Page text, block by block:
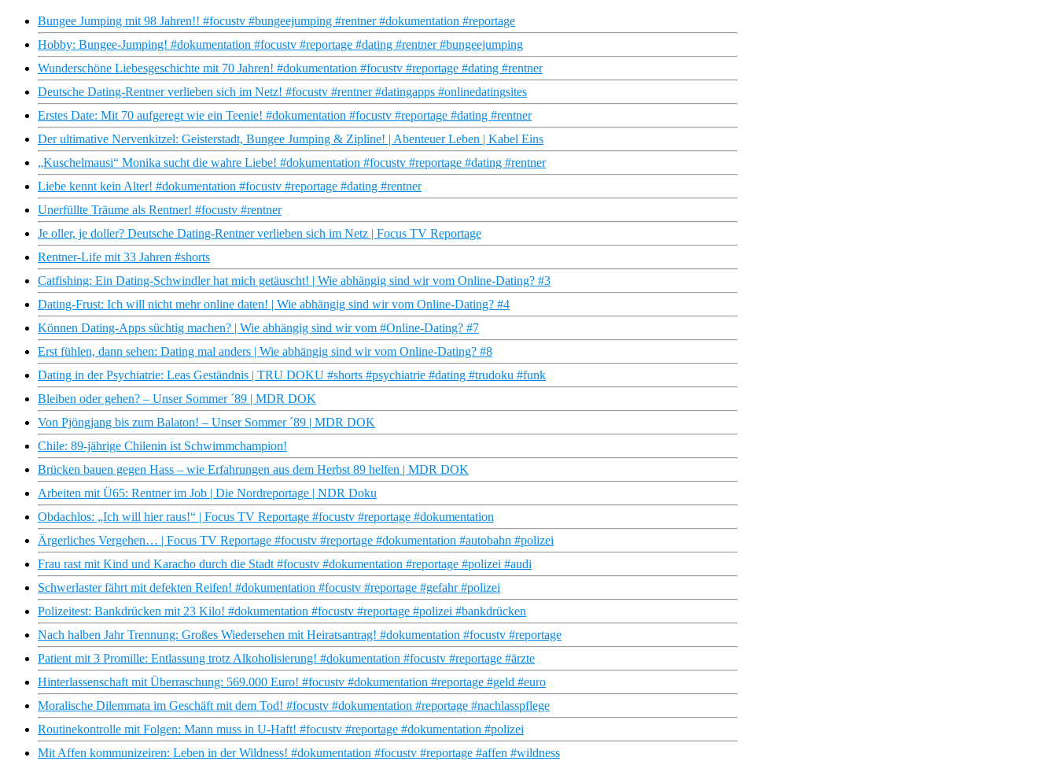
Bungee Jumping mit 98 Jahren!! #focustv #bungeejumping #rentner #dokumentation #reportage
Hobby: Bungee-Jumping! #dokumentation #focustv #reportage #dating #rentner #bungeejumping
Wunderschöne Liebesgeschichte mit 70 Jahren! #dokumentation #focustv #reportage #dating #rentner
Deutsche Dating-Rentner verlieben sich im Netz! #focustv #rentner #datingapps #onlinedatingsites
Erstes Date: Mit 70 aufgeregt wie ein Teenie! #dokumentation #focustv #reportage #dating #rentner
Der ultimative Nervenkitzel: Geisterstadt, Bungee Jumping & Zipline! | Abenteuer Leben | Kabel Eins
„Kuschelmausi“ Monika sucht die wahre Liebe! #dokumentation #focustv #reportage #dating #rentner
Liebe kennt kein Alter! #dokumentation #focustv #reportage #dating #rentner
Unerfüllte Träume als Rentner! #focustv #rentner
Je oller, je doller? Deutsche Dating-Rentner verlieben sich im Netz | Focus TV Reportage
Rentner-Life mit 33 Jahren #shorts
Catfishing: Ein Dating-Schwindler hat mich getäuscht! | Wie abhängig sind wir vom Online-Dating? #3
Dating-Frust: Ich will nicht mehr online daten! | Wie abhängig sind wir vom Online-Dating? #4
Können Dating-Apps süchtig machen? | Wie abhängig sind wir vom #Online-Dating? #7
Erst fühlen, dann sehen: Dating mal anders | Wie abhängig sind wir vom Online-Dating? #8
Dating in der Psychiatrie: Leas Geständnis | TRU DOKU #shorts #psychiatrie #dating #trudoku #funk
Bleiben oder gehen? – Unser Sommer ´89 | MDR DOK
Von Pjöngjang bis zum Balaton! – Unser Sommer ´89 | MDR DOK
Chile: 89-jährige Chilenin ist Schwimmchampion!
Brücken bauen gegen Hass – wie Erfahrungen aus dem Herbst 89 helfen | MDR DOK
Arbeiten mit Ü65: Rentner im Job | Die Nordreportage | NDR Doku
Obdachlos: „Ich will hier raus!“ | Focus TV Reportage #focustv #reportage #dokumentation
Ärgerliches Vergehen… | Focus TV Reportage #focustv #reportage #dokumentation #autobahn #polizei
Frau rast mit Kind und Karacho durch die Stadt #focustv #dokumentation #reportage #polizei #audi
Schwerlaster fährt mit defekten Reifen! #dokumentation #focustv #reportage #gefahr #polizei
Polizeitest: Bankdrücken mit 23 Kilo! #dokumentation #focustv #reportage #polizei #bankdrücken
Nach halben Jahr Trennung: Großes Wiedersehen mit Heiratsantrag! #dokumentation #focustv #reportage
Patient mit 3 Promille: Entlassung trotz Alkoholisierung! #dokumentation #focustv #reportage #ärzte
Hinterlassenschaft mit Überraschung: 569.000 Euro! #focustv #dokumentation #reportage #geld #euro
Moralische Dilemmata im Geschäft mit dem Tod! #focustv #dokumentation #reportage #nachlasspflege
Routinekontrolle mit Folgen: Mann muss in U-Haft! #focustv #reportage #dokumentation #polizei
Mit Affen kommunizeiren: Leben in der Wildness! #dokumentation #focustv #reportage #affen #wildness